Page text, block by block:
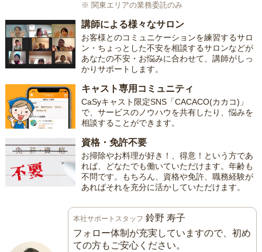
※ 関東エリアの業務委託のみ
講師による様々なサロン
お客様とのコミュニケーションを練習するサロ
ン・ちょっとした不安を相談するサロンなどが
あなたの不安・お悩みに合わせて、講師がしっ
かりサポートします。
キャスト専用コミュニティ
CaSyキャスト限定SNS「CACACO(カカコ)」
で、サービスのノウハウを共有したり、悩みを
相談することができます。
資格・免許不要
お掃除やお料理が好き！、得意！という方であ
れば、どなたでも働いていただけます。年齢も
不問です。もちろん、資格や免許、職務経験が
あればそれを充分に活かしていただけます。
本社サポートスタッフ 鈴野 寿子
フォロー体制が充実していますので、初め
ての方もご安心ください。